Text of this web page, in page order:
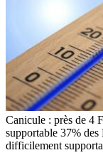
Canicule : près de 4
supportable 37% des
difficilement